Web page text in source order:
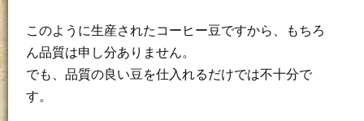
このように生産されたコーヒー豆ですから、もちろ
ん品質は申し分ありません。
でも、品質の良い豆を仕入れるだけでは不十分で
す。